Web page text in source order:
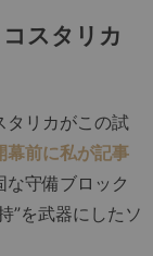
スタリカ
リカがこの試
幕前に私が記事
守備ブロック
”を武器にしたソ